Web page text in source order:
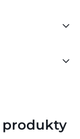
produkty